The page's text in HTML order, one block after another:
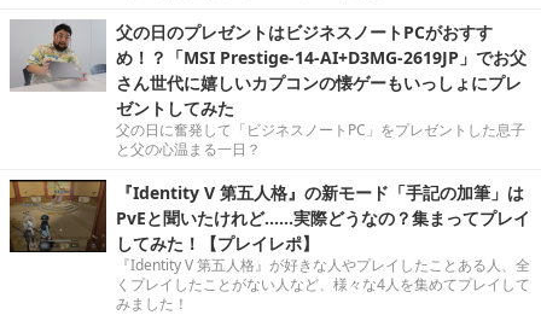
父の日のプレゼントはビジネスノートPCがおすす
め！？「MSI Prestige-14-AI+D3MG-2619JP」でお父
さん世代に嬉しいカプコンの懐ゲーもいっしょにプレ
ゼントしてみた
父の日に奮発して「ビジネスノートPC」をプレゼントした息子
と父の心温まる一日？
『Identity V 第五人格』の新モード「手記の加筆」は
PvEと聞いたけれど……実際どうなの？集まってプレイ
してみた！【プレイレポ】
『Identity V 第五人格』が好きな人やプレイしたことある人、全
くプレイしたことがない人など、様々な4人を集めてプレイして
みました！